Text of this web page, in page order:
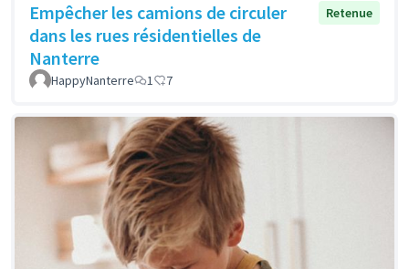
Empêcher les camions de circuler
dans les rues résidentielles de
Nanterre
Retenue
HappyNanterre 1 7